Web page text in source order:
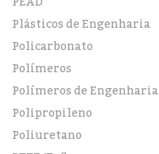
Plásticos de Engenharia
Policarbonato
Polímeros
Polímeros de Engenharia
Polipropileno
Poliuretano